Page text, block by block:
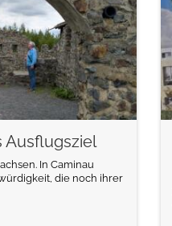
Ausflugsziel
In Caminau
die noch ihrer